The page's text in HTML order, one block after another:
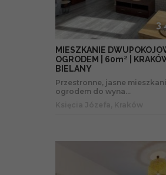
3
MIESZKANIE
OGRODEM | 60m² |
BIELANY
Przestronne, jasne
ogrodem do wyna...